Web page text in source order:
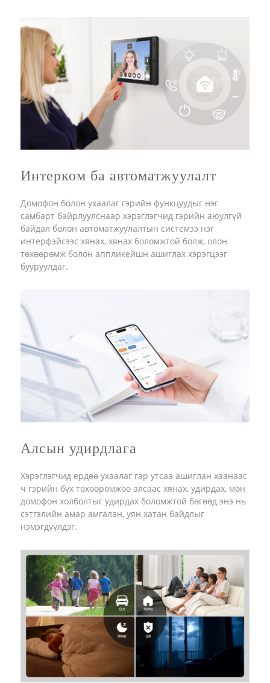
Интерком ба автоматжуулалт
Домофон болон ухаалаг гэрийн функцуудыг нэг
самбарт байрлуулснаар хэрэглэгчид гэрийн аюулгүй
байдал болон автоматжуулалтын системээ нэг
интерфэйсээс хянах, хянах боломжтой болж, олон
төхөөрөмж болон аппликейшн ашиглах хэрэгцээг
бууруулдаг.
Алсын удирдлага
Хэрэглэгчид ердөө ухаалаг гар утсаа ашиглан хаанаас
ч гэрийн бүх төхөөрөмжөө алсаас хянах, удирдах, мөн
домофон холболтыг удирдах боломжтой бөгөөд энэ нь
сэтгэлийн амар амгалан, уян хатан байдлыг
нэмэгдүүлдэг.